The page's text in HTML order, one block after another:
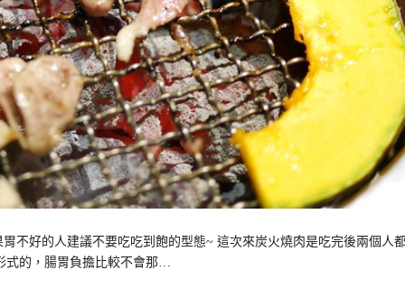
好的人建議不要吃吃到飽的型態~ 這次來炭火燒肉是吃完後兩個人
式的，腸胃負擔比較不會那…